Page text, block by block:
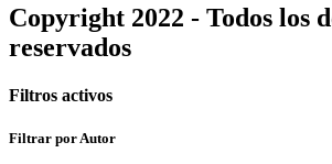
Copyright 2022 - Todos los
reservados
Filtros activos
Filtrar por Autor